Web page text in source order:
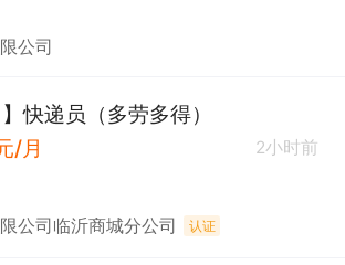
公司
快递员（多劳多得）
/月
2小时前
公司临沂商城分公司 认证